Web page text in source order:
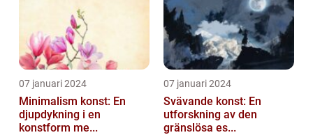
07 januari 2024
Minimalism konst: En
djupdykning i en
konstform me...
07 januari 2024
Svävande konst: En
utforskning av den
gränslösa es...